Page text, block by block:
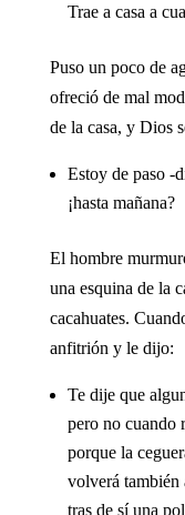
Trae a casa a
Puso un poco de
ofreció de mal
de la casa, y Dios
Estoy de paso -
¡hasta mañana?
El hombre
una esquina de la
cacahuates.
anfitrión y le dijo:
Te dije que
pero no cuando
porque la
volverá también
tras de sí una